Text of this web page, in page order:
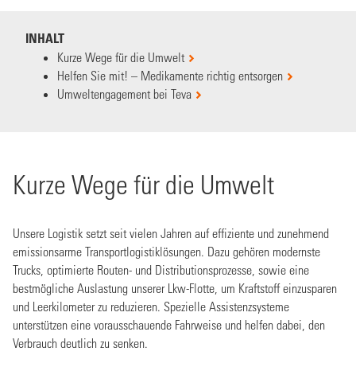
INHALT
Kurze Wege für die Umwelt
Helfen Sie mit! – Medikamente richtig entsorgen
Umweltengagement bei Teva
Kurze Wege für die Umwelt
Unsere Logistik setzt seit vielen Jahren auf effiziente und zunehmend
emissionsarme Transportlogistiklösungen. Dazu gehören modernste
Trucks, optimierte Routen- und Distributionsprozesse, sowie eine
bestmögliche Auslastung unserer Lkw-Flotte, um Kraftstoff einzusparen
und Leerkilometer zu reduzieren. Spezielle Assistenzsysteme
unterstützen eine vorausschauende Fahrweise und helfen dabei, den
Verbrauch deutlich zu senken.